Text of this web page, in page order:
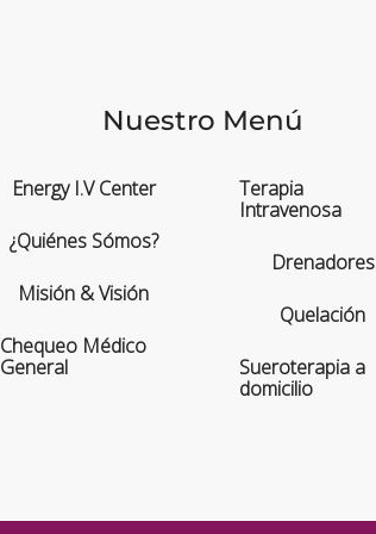
Nuestro Menú
Energy I.V Center
¿Quiénes Sómos?
Misión & Visión
Chequeo Médico
General
Terapia
Intravenosa
Drenadores
Quelación
Sueroterapia a
domicilio